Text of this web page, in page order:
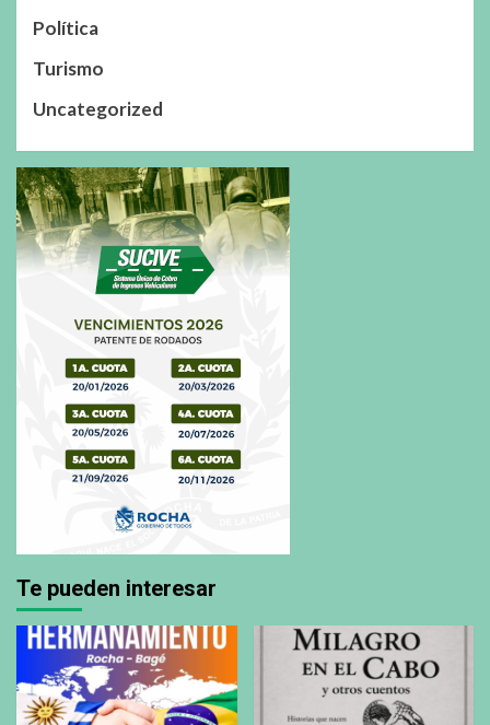
Política
Turismo
Uncategorized
Te pueden interesar